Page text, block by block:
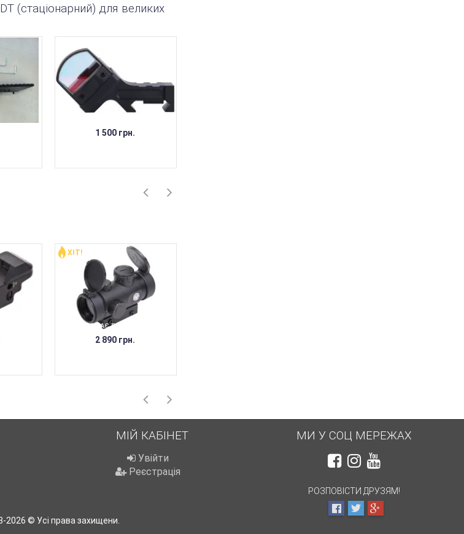
(стаціонарний) для великих
1 500 грн.
2 890 грн.
НЕМАЄ В НАЯВНОСТІ
ХІТ!
МІЙ КАБІНЕТ
Увійти
Реєстрація
МИ У СОЦ МЕРЕЖАХ
РОЗПОВІСТИ ДРУЗЯМ!
2026 © Усі права захищени.